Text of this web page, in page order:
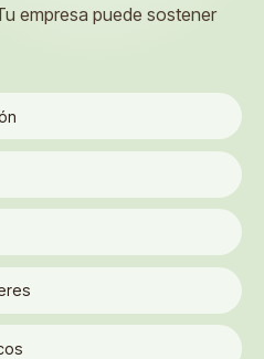
empresa puede sostener